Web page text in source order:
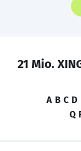
21 Mio.
A B C D
Q